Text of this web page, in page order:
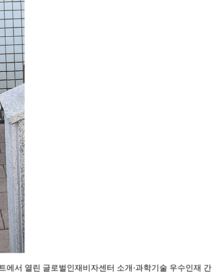
서 열린 글로벌인재비자센터 소개·과학기술 우수인재 간